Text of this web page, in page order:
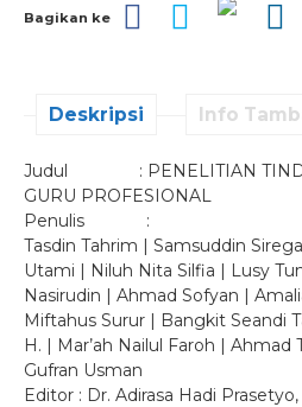
Bagikan ke
Deskripsi Info
Judul : PENELITIAN
GURU PROFESIONAL
Penulis :
Tasdin Tahrim | Samsuddin
Utami | Niluh Nita Silfia | Lusy
Nasirudin | Ahmad Sofyan |
Miftahus Surur | Bangkit Seandi
H. | Mar’ah Nailul Faroh | Ahmad
Gufran Usman
Editor : Dr. Adirasa Hadi